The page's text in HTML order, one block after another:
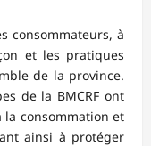
consommateurs, à
et les pratiques
de la province.
de la BMCRF ont
la consommation et
ainsi à protéger